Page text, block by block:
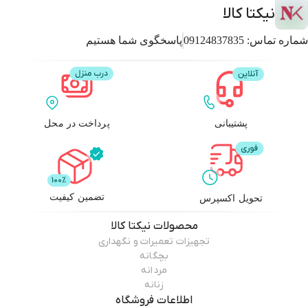
نیکتا کالا
شماره تماس: 09124837835پاسخگوی شما هستیم
پشتیبانی پرداخت در محل
تحویل اکسپرس تضمین کیفیت
محصولات نیکتا کالا
تجهیزات تعمیرات و نگهداری
بچگانه
مردانه
زنانه
اطلاعات فروشگاه